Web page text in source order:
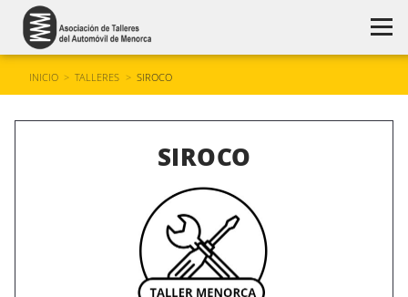
INICIO > TALLERES > SIROCO
SIROCO